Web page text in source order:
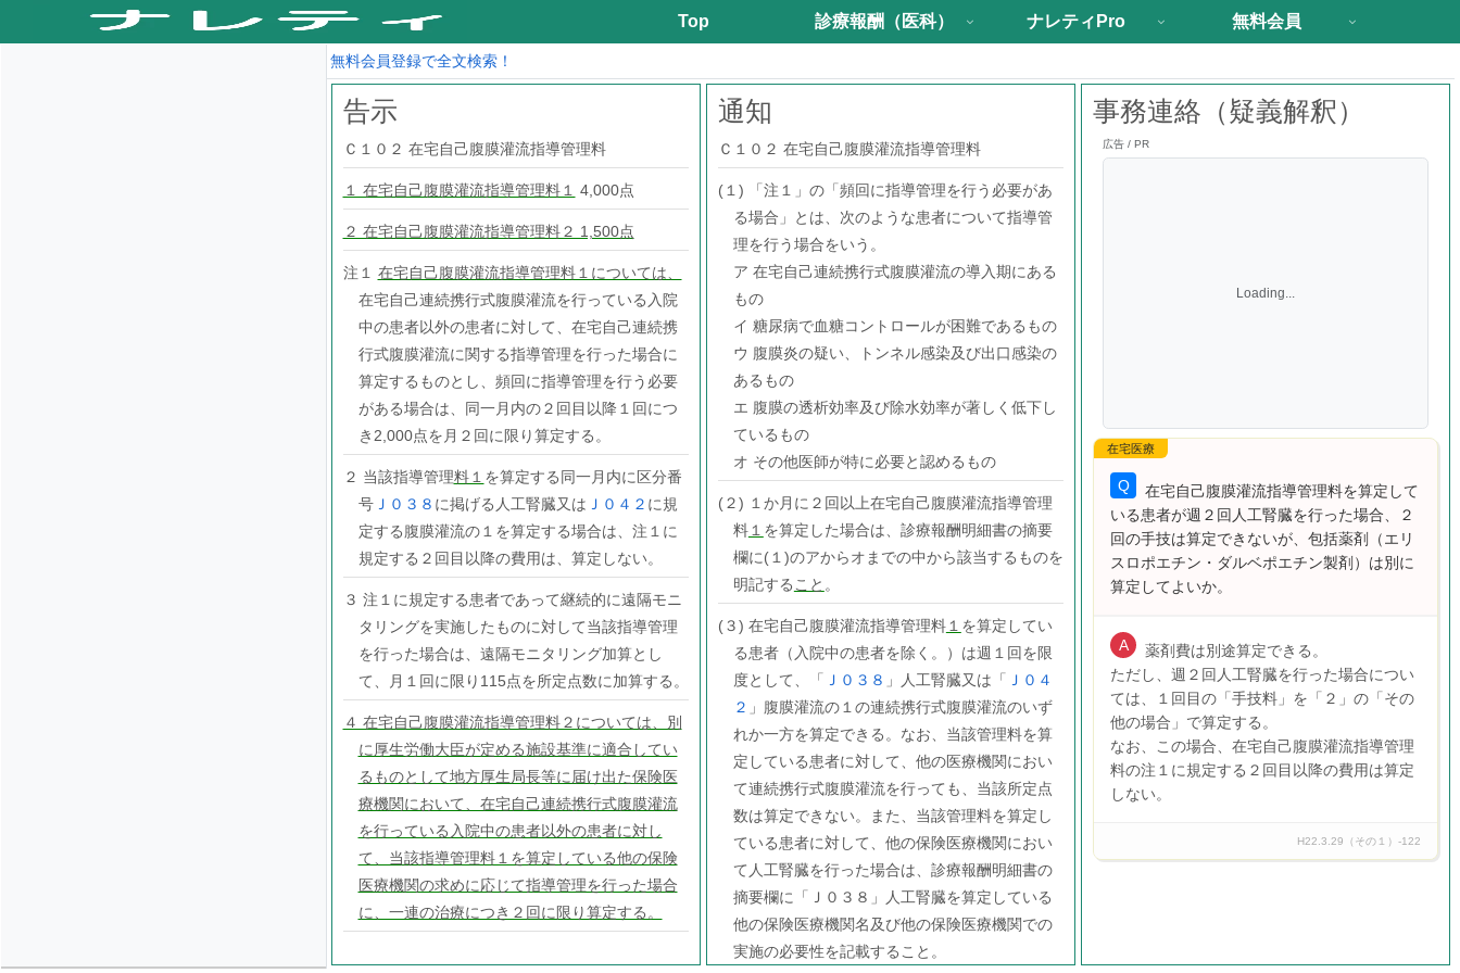
Top 診療報酬（医科） ナレティPro 無料会員
無料会員登録で全文検索！
告示
Ｃ１０２ 在宅自己腹膜灌流指導管理料
１ 在宅自己腹膜灌流指導管理料１ 4,000点
２ 在宅自己腹膜灌流指導管理料２ 1,500点
注１ 在宅自己腹膜灌流指導管理料１については、
在宅自己連続携行式腹膜灌流を行っている入院
中の患者以外の患者に対して、在宅自己連続携
行式腹膜灌流に関する指導管理を行った場合に
算定するものとし、頻回に指導管理を行う必要
がある場合は、同一月内の２回目以降１回につ
き2,000点を月２回に限り算定する。
２ 当該指導管理料１ を算定する同一月内に区分番
号Ｊ０３８ に掲げる人工腎臓又は Ｊ０４２ に規
定する腹膜灌流の１を算定する場合は、注１に
規定する２回目以降の費用は、算定しない。
３ 注１に規定する患者であって継続的に遠隔モニ
タリングを実施したものに対して当該指導管理
を行った場合は、遠隔モニタリング加算とし
て、月１回に限り115点を所定点数に加算する。
４ 在宅自己腹膜灌流指導管理料２については、別
に厚生労働大臣が定める施設基準に適合してい
るものとして地方厚生局長等に届け出た保険医
療機関において、在宅自己連続携行式腹膜灌流
を行っている入院中の患者以外の患者に対し
て、当該指導管理料１を算定している他の保険
医療機関の求めに応じて指導管理を行った場合
に、一連の治療につき２回に限り算定する。
通知
Ｃ１０２ 在宅自己腹膜灌流指導管理料
(１) 「注１」の「頻回に指導管理を行う必要があ
る場合」とは、次のような患者について指導管
理を行う場合をいう。
ア 在宅自己連続携行式腹膜灌流の導入期にある
もの
イ 糖尿病で血糖コントロールが困難であるもの
ウ 腹膜炎の疑い、トンネル感染及び出口感染の
あるもの
エ 腹膜の透析効率及び除水効率が著しく低下し
ているもの
オ その他医師が特に必要と認めるもの
(２) １か月に２回以上在宅自己腹膜灌流指導管理
料１ を算定した場合は、診療報酬明細書の摘要
欄に(１)のアからオまでの中から該当するものを
明記する こと 。
(３) 在宅自己腹膜灌流指導管理料１ を算定してい
る患者（入院中の患者を除く。）は週１回を限
度として、「 Ｊ０３８ 」人工腎臓又は「 Ｊ０４
２ 」腹膜灌流の１の連続携行式腹膜灌流のいず
れか一方を算定できる。なお、当該管理料を算
定している患者に対して、他の医療機関におい
て連続携行式腹膜灌流を行っても、当該所定点
数は算定できない。また、当該管理料を算定し
ている患者に対して、他の保険医療機関におい
て人工腎臓を行った場合は、診療報酬明細書の
摘要欄に「Ｊ０３８」人工腎臓を算定している
他の保険医療機関名及び他の保険医療機関での
実施の必要性を記載すること。
事務連絡（疑義解釈）
広告 / PR
Loading...
在宅自己腹膜灌流指導管理料を算定して
いる患者が週２回人工腎臓を行った場合、２
回の手技は算定できないが、包括薬剤（エリ
スロポエチン・ダルベポエチン製剤）は別に
算定してよいか。
薬剤費は別途算定できる。
ただし、週２回人工腎臓を行った場合につい
ては、１回目の「手技料」を「２」の「その
他の場合」で算定する。
なお、この場合、在宅自己腹膜灌流指導管理
料の注１に規定する２回目以降の費用は算定
しない。
H22.3.29（その１）-122